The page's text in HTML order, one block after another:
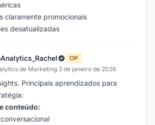
claramente promocionais
desatualizadas
OP
de Marketing·3 de janeiro de 2026
Principais aprendizados para
conteúdo: